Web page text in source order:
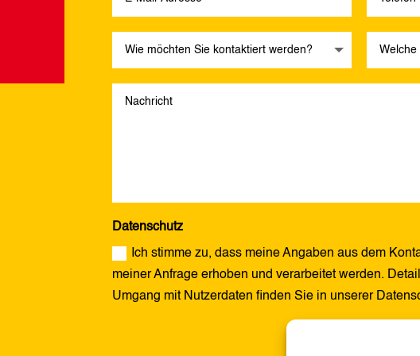
Datenschutz
Ich stimme zu, dass meine Angaben aus dem
meiner Anfrage erhoben und verarbeitet werden.
Umgang mit Nutzerdaten finden Sie in unserer